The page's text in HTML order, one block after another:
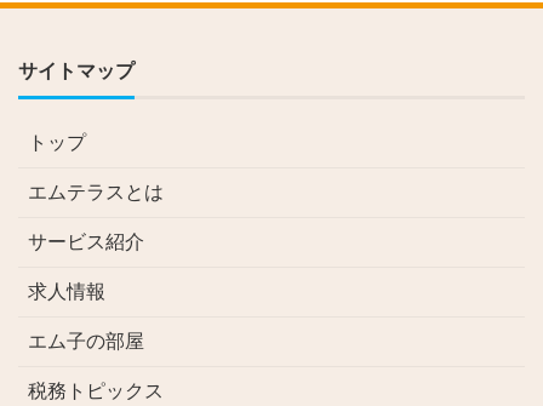
サイトマップ
トップ
エムテラスとは
サービス紹介
求人情報
エム子の部屋
税務トピックス